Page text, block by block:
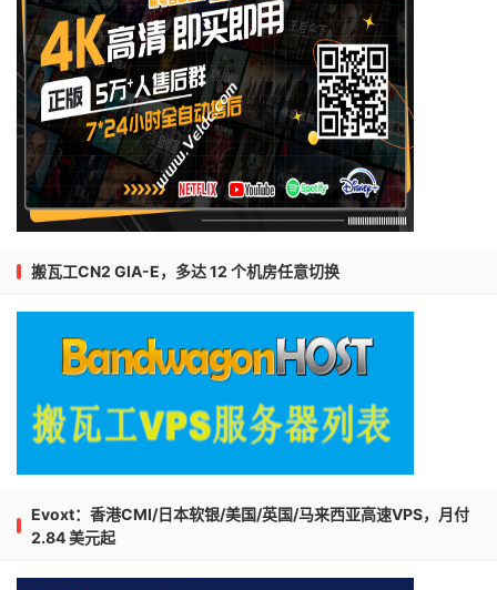
搬瓦工CN2 GIA-E，多达 12 个机房任意切换
Evoxt：香港CMI/日本软银/美国/英国/马来西亚高速VPS，月付
2.84 美元起